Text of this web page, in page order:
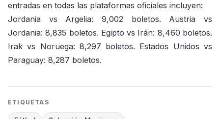
entradas en todas las plataformas oficiales incluyen:
Jordania vs Argelia: 9,002 boletos. Austria vs
Jordania: 8,835 boletos. Egipto vs Irán: 8,460 boletos.
Irak vs Noruega: 8,297 boletos. Estados Unidos vs
Paraguay: 8,287 boletos.
ETIQUETAS